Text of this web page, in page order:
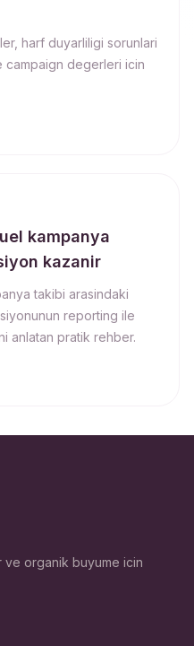
harf duyarliligi sorunlari
campaign degerleri icin
kampanya
kazanir
takibi arasindaki
reporting ile
anlatan pratik rehber.
ve organik buyume icin